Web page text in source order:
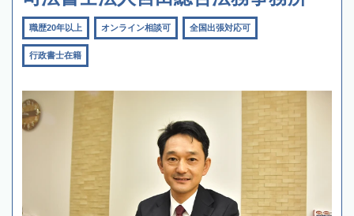
職歴20年以上 オンライン相談可 全国出張対応可
行政書士在籍